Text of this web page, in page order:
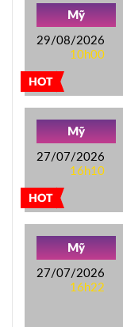
HOT
Mỹ
29/08/2026
10h00
HOT
Mỹ
27/07/2026
16h10
Mỹ
27/07/2026
16h22